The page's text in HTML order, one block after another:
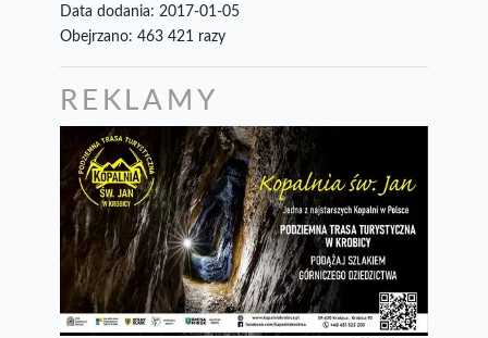
Data dodania: 2017-01-05
Obejrzano: 463 421 razy
REKLAMY